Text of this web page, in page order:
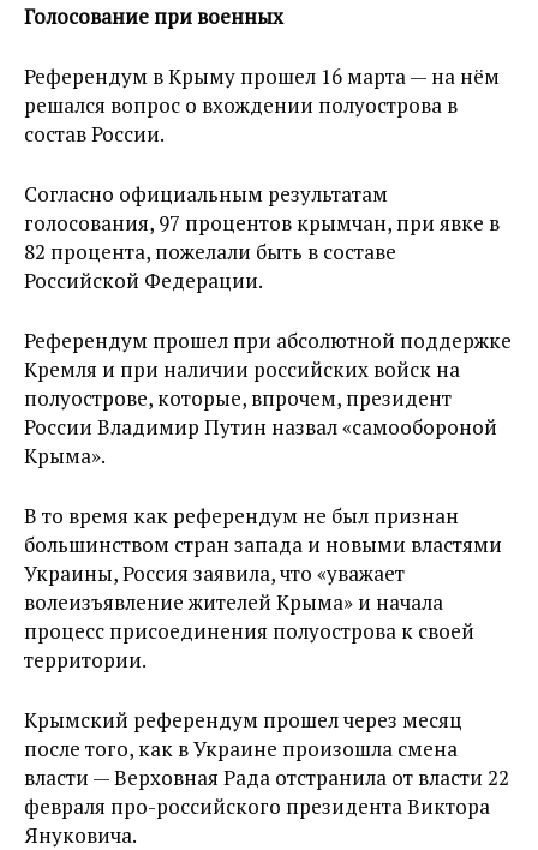
Голосование при военных
Референдум в Крыму прошел 16 марта — на нём
решался вопрос о вхождении полуострова в
состав России.
Согласно официальным результатам
голосования, 97 процентов крымчан, при явке в
82 процента, пожелали быть в составе
Российской Федерации.
Референдум прошел при абсолютной поддержке
Кремля и при наличии российских войск на
полуострове, которые, впрочем, президент
России Владимир Путин назвал «самообороной
Крыма».
В то время как референдум не был признан
большинством стран запада и новыми властями
Украины, Россия заявила, что «уважает
волеизъявление жителей Крыма» и начала
процесс присоединения полуострова к своей
территории.
Крымский референдум прошел через месяц
после того, как в Украине произошла смена
власти — Верховная Рада отстранила от власти 22
февраля про-российского президента Виктора
Януковича.